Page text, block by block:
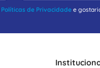
Políticas de Privacidade e